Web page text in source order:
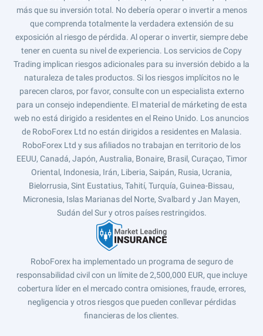
más que su inversión total. No debería operar o invertir a menos
que comprenda totalmente la verdadera extensión de su
exposición al riesgo de pérdida. Al operar o invertir, siempre debe
tener en cuenta su nivel de experiencia. Los servicios de Copy
Trading implican riesgos adicionales para su inversión debido a la
naturaleza de tales productos. Si los riesgos implícitos no le
parecen claros, por favor, consulte con un especialista externo
para un consejo independiente. El material de márketing de esta
web no está dirigido a residentes en el Reino Unido. Los anuncios
de RoboForex Ltd no están dirigidos a residentes en Malasia.
RoboForex Ltd y sus afiliados no trabajan en territorio de los
EEUU, Canadá, Japón, Australia, Bonaire, Brasil, Curaçao, Timor
Oriental, Indonesia, Irán, Liberia, Saipán, Rusia, Ucrania,
Bielorrusia, Sint Eustatius, Tahití, Turquía, Guinea-Bissau,
Micronesia, Islas Marianas del Norte, Svalbard y Jan Mayen,
Sudán del Sur y otros países restringidos.
RoboForex ha implementado un programa de seguro de
responsabilidad civil con un límite de 2,500,000 EUR, que incluye
cobertura líder en el mercado contra omisiones, fraude, errores,
negligencia y otros riesgos que pueden conllevar pérdidas
financieras de los clientes.